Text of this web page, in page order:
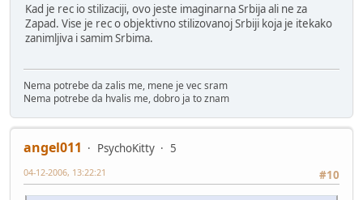
Kad je rec io stilizaciji, ovo jeste imaginarna Srbija ali ne za
Zapad. Vise je rec o objektivno stilizovanoj Srbiji koja je itekako
zanimljiva i samim Srbima.
Nema potrebe da zalis me, mene je vec sram
Nema potrebe da hvalis me, dobro ja to znam
angel011 PsychoKitty
5
#10
04-12-2006, 13:22:21